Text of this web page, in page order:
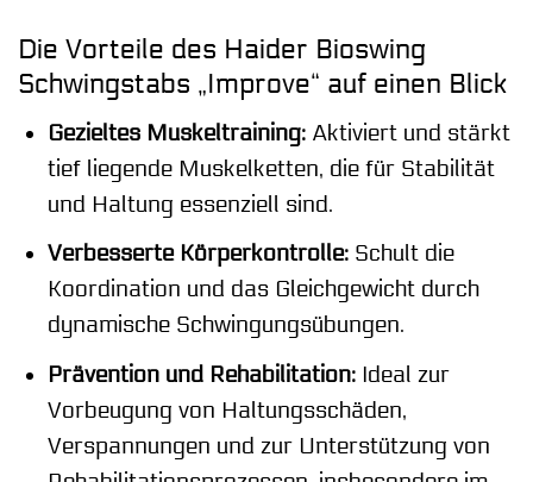
Die Vorteile des Haider Bioswing
Schwingstabs „Improve“ auf einen Blick
Gezieltes Muskeltraining:Aktiviert und stärkt
tief liegende Muskelketten, die für Stabilität
und Haltung essenziell sind.
Verbesserte Körperkontrolle:Schult die
Koordination und das Gleichgewicht durch
dynamische Schwingungsübungen.
Prävention und Rehabilitation:Ideal zur
Vorbeugung von Haltungsschäden,
Verspannungen und zur Unterstützung von